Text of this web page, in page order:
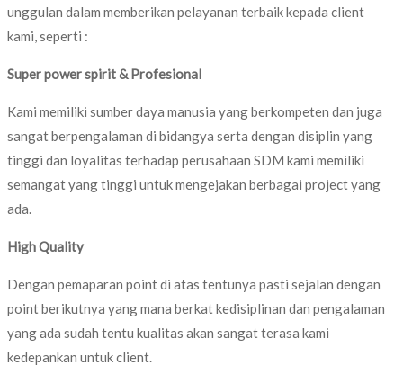
unggulan dalam memberikan pelayanan terbaik kepada client
kami, seperti :
Super power spirit & Profesional
Kami memiliki sumber daya manusia yang berkompeten dan juga
sangat berpengalaman di bidangya serta dengan disiplin yang
tinggi dan loyalitas terhadap perusahaan SDM kami memiliki
semangat yang tinggi untuk mengejakan berbagai project yang
ada.
High Quality
Dengan pemaparan point di atas tentunya pasti sejalan dengan
point berikutnya yang mana berkat kedisiplinan dan pengalaman
yang ada sudah tentu kualitas akan sangat terasa kami
kedepankan untuk client.